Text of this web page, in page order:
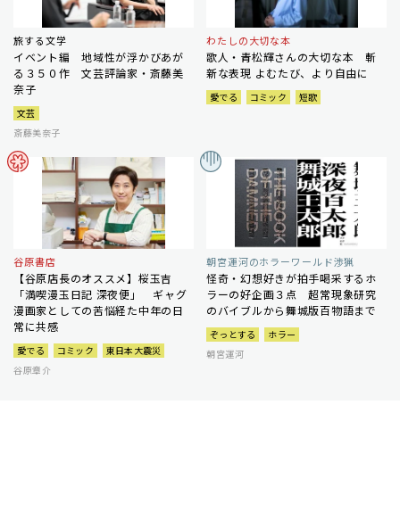
旅する文学
イベント編 地域性が浮かびあが
る３５０作 文芸評論家・斎藤美
奈子
文芸
斎藤美奈子
わたしの大切な本
歌人・青松輝さんの大切な本 斬
新な表現 よむたび、より自由に
愛でる コミック 短歌
谷原書店
【谷原店長のオススメ】桜玉吉
「満喫漫玉日記 深夜便」 ギャグ
漫画家としての苦悩経た中年の日
常に共感
愛でる コミック
東日本大震災
谷原章介
朝宮運河のホラーワールド渉猟
怪奇・幻想好きが拍手喝采するホ
ラーの好企画３点 超常現象研究
のバイブルから舞城版百物語まで
ぞっとする
ホラー
朝宮運河